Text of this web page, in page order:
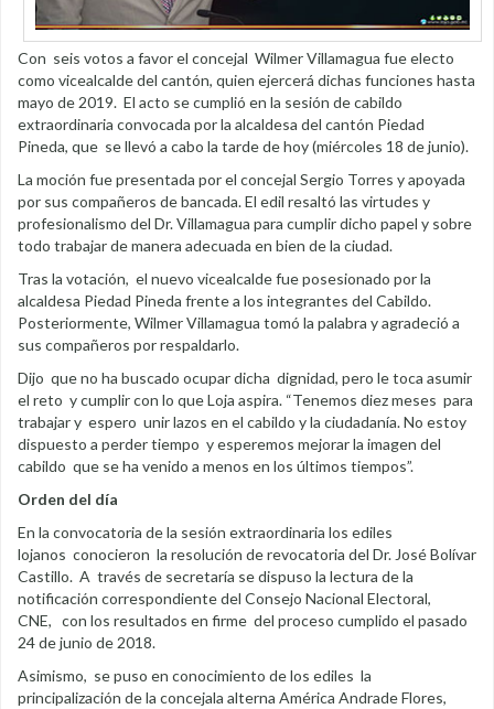
Con seis votos a favor el concejal Wilmer Villamagua fue electo
como vicealcalde del cantón, quien ejercerá dichas funciones hasta
mayo de 2019. El acto se cumplió en la sesión de cabildo
extraordinaria convocada por la alcaldesa del cantón Piedad
Pineda, que se llevó a cabo la tarde de hoy (miércoles 18 de junio).
La moción fue presentada por el concejal Sergio Torres y apoyada
por sus compañeros de bancada. El edil resaltó las virtudes y
profesionalismo del Dr. Villamagua para cumplir dicho papel y sobre
todo trabajar de manera adecuada en bien de la ciudad.
Tras la votación, el nuevo vicealcalde fue posesionado por la
alcaldesa Piedad Pineda frente a los integrantes del Cabildo.
Posteriormente, Wilmer Villamagua tomó la palabra y agradeció a
sus compañeros por respaldarlo.
Dijo que no ha buscado ocupar dicha dignidad, pero le toca asumir
el reto y cumplir con lo que Loja aspira. “Tenemos diez meses para
trabajar y espero unir lazos en el cabildo y la ciudadanía. No estoy
dispuesto a perder tiempo y esperemos mejorar la imagen del
cabildo que se ha venido a menos en los últimos tiempos”.
Orden del día
En la convocatoria de la sesión extraordinaria los ediles
lojanos conocieron la resolución de revocatoria del Dr. José Bolívar
Castillo. A través de secretaría se dispuso la lectura de la
notificación correspondiente del Consejo Nacional Electoral,
CNE, con los resultados en firme del proceso cumplido el pasado
24 de junio de 2018.
Asimismo, se puso en conocimiento de los ediles la
principalización de la concejala alterna América Andrade Flores,